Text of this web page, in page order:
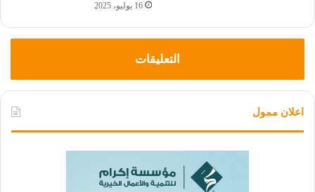
16 يوليو، 2025
التعليقات
اعلان ممول